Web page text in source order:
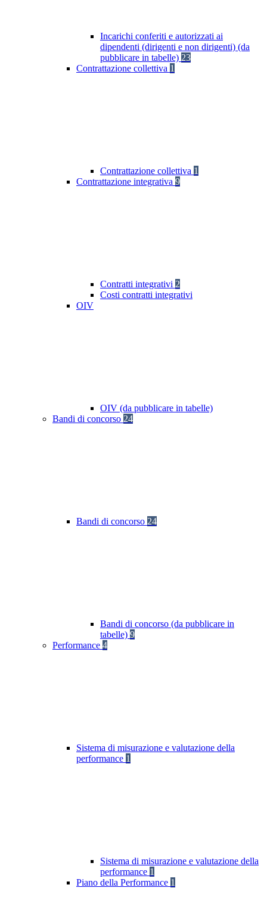
Incarichi conferiti e autorizzati ai
dipendenti (dirigenti e non dirigenti) (da
pubblicare in tabelle) 23
Contrattazione collettiva 1
Contrattazione collettiva 1
Contrattazione integrativa 9
Contratti integrativi 2
Costi contratti integrativi
OIV
OIV (da pubblicare in tabelle)
Bandi di concorso 24
Bandi di concorso 24
Bandi di concorso (da pubblicare in
tabelle) 9
Performance 4
Sistema di misurazione e valutazione della
performance 1
Sistema di misurazione e valutazione della
performance 1
Piano della Performance 1